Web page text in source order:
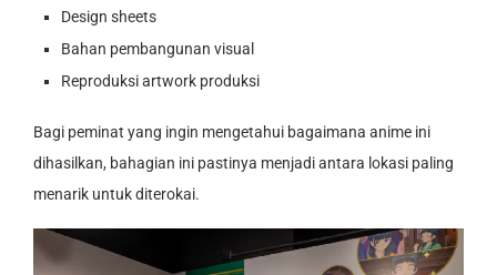
Design sheets
Bahan pembangunan visual
Reproduksi artwork produksi
Bagi peminat yang ingin mengetahui bagaimana anime ini
dihasilkan, bahagian ini pastinya menjadi antara lokasi paling
menarik untuk diterokai.